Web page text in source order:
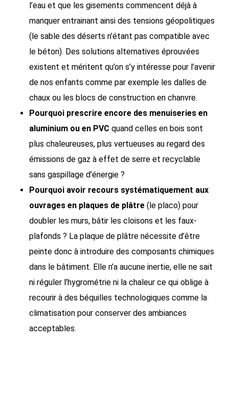
l’eau et que les gisements commencent déjà à
manquer entrainant ainsi des tensions géopolitiques
(le sable des déserts n’étant pas compatible avec
le béton). Des solutions alternatives éprouvées
existent et méritent qu’on s’y intéresse pour l’avenir
de nos enfants comme par exemple les dalles de
chaux ou les blocs de construction en chanvre.
Pourquoi prescrire encore des menuiseries en
aluminium ou en PVC quand celles en bois sont
plus chaleureuses, plus vertueuses au regard des
émissions de gaz à effet de serre et recyclable
sans gaspillage d’énergie ?
Pourquoi avoir recours systématiquement aux
ouvrages en plaques de plâtre(le placo) pour
doubler les murs, bâtir les cloisons et les faux-
plafonds ? La plaque de plâtre nécessite d’être
peinte donc à introduire des composants chimiques
dans le bâtiment. Elle n’a aucune inertie, elle ne sait
ni réguler l’hygrométrie ni la chaleur ce qui oblige à
recourir à des béquilles technologiques comme la
climatisation pour conserver des ambiances
acceptables.